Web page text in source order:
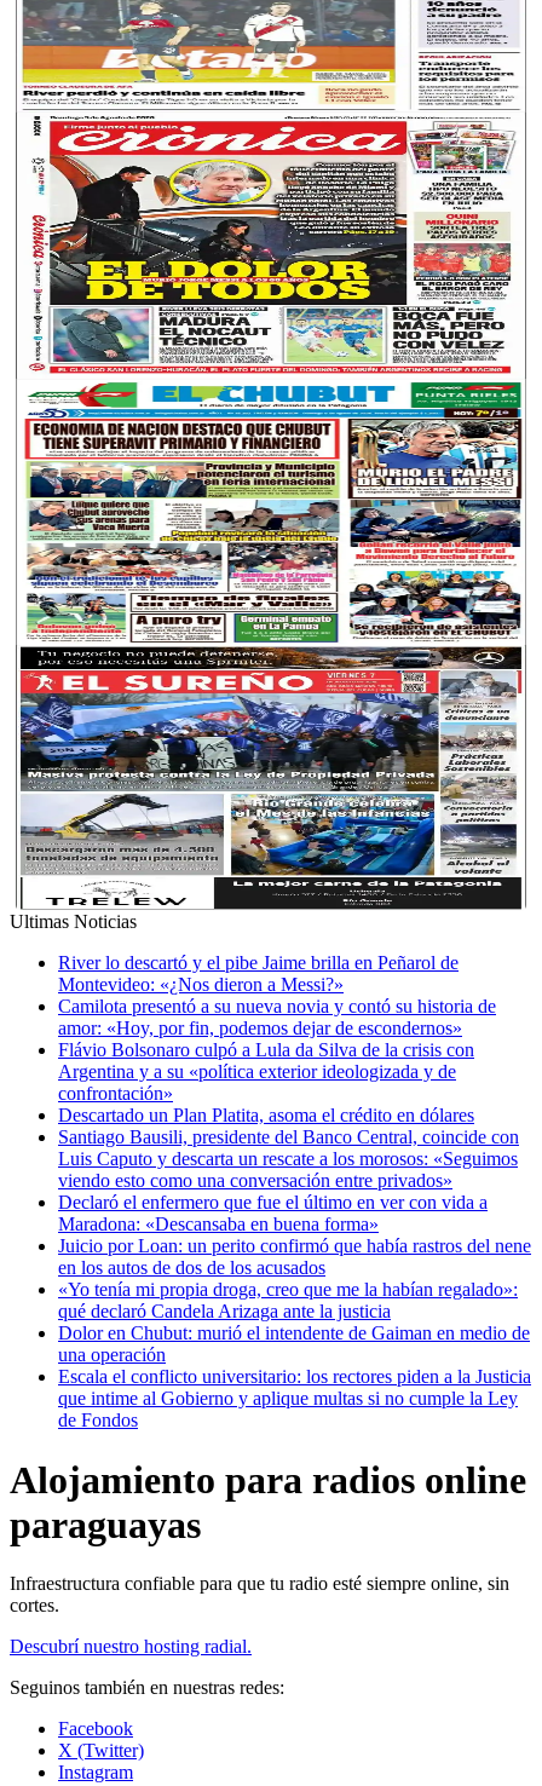
Ultimas Noticias
River lo descartó y el pibe Jaime brilla en Peñarol de
Montevideo: «¿Nos dieron a Messi?»
Camilota presentó a su nueva novia y contó su historia de
amor: «Hoy, por fin, podemos dejar de escondernos»
Flávio Bolsonaro culpó a Lula da Silva de la crisis con
Argentina y a su «política exterior ideologizada y de
confrontación»
Descartado un Plan Platita, asoma el crédito en dólares
Santiago Bausili, presidente del Banco Central, coincide con
Luis Caputo y descarta un rescate a los morosos: «Seguimos
viendo esto como una conversación entre privados»
Declaró el enfermero que fue el último en ver con vida a
Maradona: «Descansaba en buena forma»
Juicio por Loan: un perito confirmó que había rastros del nene
en los autos de dos de los acusados
«Yo tenía mi propia droga, creo que me la habían regalado»:
qué declaró Candela Arizaga ante la justicia
Dolor en Chubut: murió el intendente de Gaiman en medio de
una operación
Escala el conflicto universitario: los rectores piden a la Justicia
que intime al Gobierno y aplique multas si no cumple la Ley
de Fondos
Alojamiento para radios online
paraguayas
Infraestructura confiable para que tu radio esté siempre online, sin
cortes.
Descubrí nuestro hosting radial.
Seguinos también en nuestras redes:
Facebook
X (Twitter)
Instagram